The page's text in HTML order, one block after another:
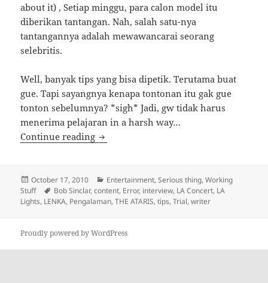
about it) , Setiap minggu, para calon model itu
diberikan tantangan. Nah, salah satu-nya
tantangannya adalah mewawancarai seorang
selebritis.
Well, banyak tips yang bisa dipetik. Terutama buat
gue. Tapi sayangnya kenapa tontonan itu gak gue
tonton sebelumnya? *sigh* Jadi, gw tidak harus
menerima pelajaran in a harsh way…
Continue reading Matter of Interviewer
Posted
on
October 17, 2010 Categories
Entertainment,Serious thing,Working
Stuff
Tags
Bob Sinclar,content, Error, interview, LA Concert, LA
Lights, LENKA, Pengalaman,THE ATARIS,tips,Trial,writer
Proudly powered by WordPress